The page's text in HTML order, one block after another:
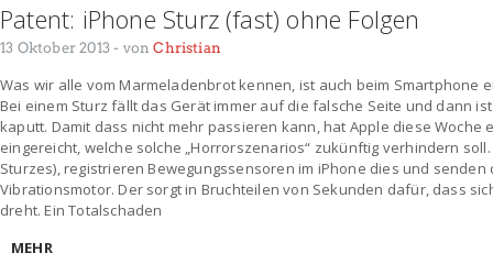
Patent: iPhone Sturz (fast) ohne Folgen
13 Oktober 2013 - vonChristian
Was wir alle vom Marmeladenbrot kennen, ist auch beim Smartphone
Bei einem Sturz fällt das Gerät immer auf die falsche Seite und dann
kaputt. Damit dass nicht mehr passieren kann, hat Apple diese Woche
eingereicht, welche solche „Horrorszenarios“ zukünftig verhindern
Sturzes), registrieren Bewegungssensoren im iPhone dies und
Vibrationsmotor. Der sorgt in Bruchteilen von Sekunden dafür, dass
dreht. Ein Totalschaden
MEHR